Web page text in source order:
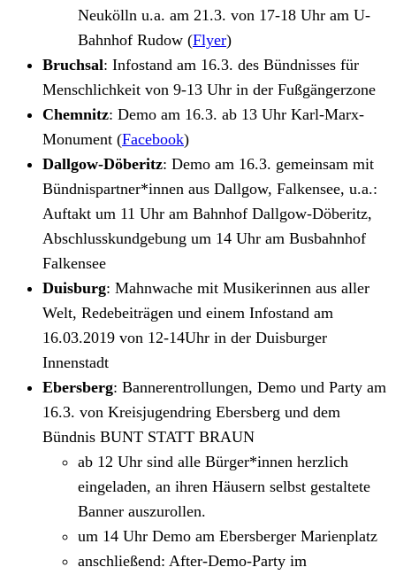
Neukölln u.a. am 21.3. von 17-18 Uhr am U-
Bahnhof Rudow (Flyer)
Bruchsal: Infostand am 16.3. des Bündnisses für
Menschlichkeit von 9-13 Uhr in der Fußgängerzone
Chemnitz: Demo am 16.3. ab 13 Uhr Karl-Marx-
Monument (Facebook)
Dallgow-Döberitz: Demo am 16.3. gemeinsam mit
Bündnispartner*innen aus Dallgow, Falkensee, u.a.:
Auftakt um 11 Uhr am Bahnhof Dallgow-Döberitz,
Abschlusskundgebung um 14 Uhr am Busbahnhof
Falkensee
Duisburg: Mahnwache mit Musikerinnen aus aller
Welt, Redebeiträgen und einem Infostand am
16.03.2019 von 12-14Uhr in der Duisburger
Innenstadt
Ebersberg: Bannerentrollungen, Demo und Party am
16.3. von Kreisjugendring Ebersberg und dem
Bündnis BUNT STATT BRAUN
ab 12 Uhr sind alle Bürger*innen herzlich
eingeladen, an ihren Häusern selbst gestaltete
Banner auszurollen.
um 14 Uhr Demo am Ebersberger Marienplatz
anschließend: After-Demo-Party im